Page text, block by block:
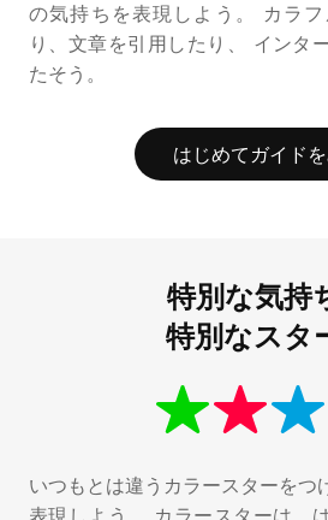
の気持ちを表現しよう。
カラ
り、文章を引用したり、
インタ
たそう。
はじめてガイド
特別な気持
特別なスタ
いつもとは違うカラースターをつ
表現しよう。
カラースターは、